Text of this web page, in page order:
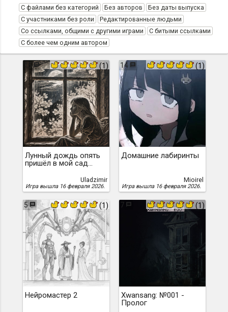
С файлами без категорий Без авторов
Без даты выпуска
С участниками без роли
Редактированные людьми
Со ссылками, общими с другими играми
С битыми ссылками
С более чем одним автором
15 (1)
Лунный дождь опять
пришёл в мой сад…
Uladzimir
Игра вышла 16 февраля 2026.
14 (1)
Домашние лабиринты
Mioirel
Игра вышла 16 февраля 2026.
5 (1)
Нейромастер 2
7 (1)
Xwansang: №001 -
Пролог